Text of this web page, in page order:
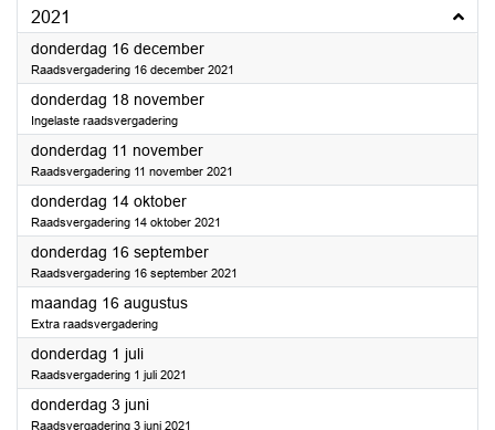
2021
donderdag 16 december2021
Raadsvergadering 16 december 2021
donderdag 18 november2021
Ingelaste raadsvergadering
donderdag 11 november2021
Raadsvergadering 11 november 2021
donderdag 14 oktober2021
Raadsvergadering 14 oktober 2021
donderdag 16 september2021
Raadsvergadering 16 september 2021
maandag 16 augustus2021
Extra raadsvergadering
donderdag 1 juli2021
Raadsvergadering 1 juli 2021
donderdag 3 juni2021
Raadsvergadering 3 juni 2021